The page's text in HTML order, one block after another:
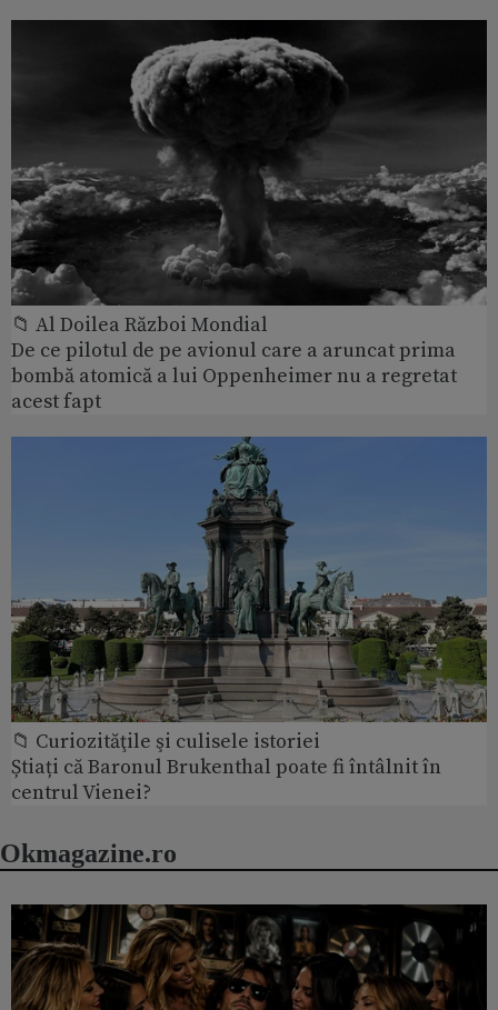
📁 Al Doilea Război Mondial
De ce pilotul de pe avionul care a aruncat prima
bombă atomică a lui Oppenheimer nu a regretat
acest fapt
📁 Curiozităţile şi culisele istoriei
Știați că Baronul Brukenthal poate fi întâlnit în
centrul Vienei?
Okmagazine.ro